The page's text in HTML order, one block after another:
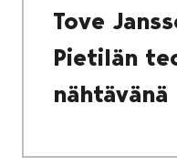
Tove
Pietilän
nähtävänä